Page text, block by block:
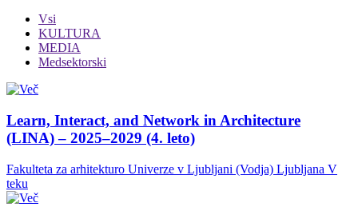
Vsi
KULTURA
MEDIA
Medsektorski
Learn, Interact, and Network in Architecture
(LINA) – 2025–2029 (4. leto)
Fakulteta za arhitekturo Univerze v Ljubljani (Vodja) Ljubljana V
teku